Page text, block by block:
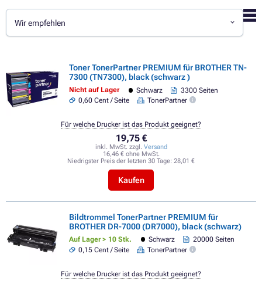
Wir empfehlen
Toner TonerPartner PREMIUM für BROTHER TN-
7300 (TN7300), black (schwarz )
Nicht auf Lager Schwarz
3300 Seiten
0,60 Cent / Seite
TonerPartner
19,75 €
inkl. MwSt. zzgl. Versand
16,46 € ohne MwSt.
Niedrigster Preis der letzten 30 Tage: 28,01 €
Kaufen
Für welche Drucker ist das Produkt geeignet?
Bildtrommel TonerPartner PREMIUM für
BROTHER DR-7000 (DR7000), black (schwarz)
Auf Lager > 10 Stk. Schwarz
20000 Seiten
0,15 Cent / Seite
TonerPartner
Für welche Drucker ist das Produkt geeignet?